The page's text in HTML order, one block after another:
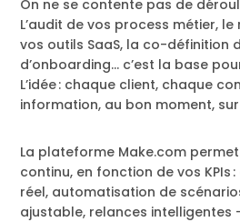
On ne se contente pas de
L’audit de vos process métier,
vos outils SaaS, la co-définition
d’onboarding... c’est la base
L’idée : chaque client, chaque
information, au bon moment,
La plateforme Make.com permet
continu, en fonction de vos KPIs
réel, automatisation de
ajustable, relances intelligentes